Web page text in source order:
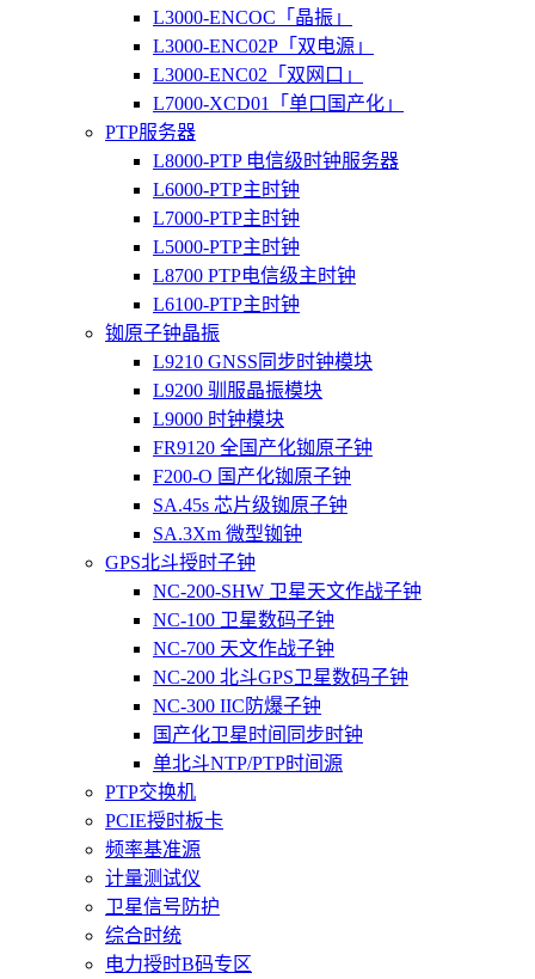
L3000-ENCOC「晶振」
L3000-ENC02P「双电源」
L3000-ENC02「双网口」
L7000-XCD01「单口国产化」
PTP服务器
L8000-PTP 电信级时钟服务器
L6000-PTP主时钟
L7000-PTP主时钟
L5000-PTP主时钟
L8700 PTP电信级主时钟
L6100-PTP主时钟
铷原子钟晶振
L9210 GNSS同步时钟模块
L9200 驯服晶振模块
L9000 时钟模块
FR9120 全国产化铷原子钟
F200-O 国产化铷原子钟
SA.45s 芯片级铷原子钟
SA.3Xm 微型铷钟
GPS北斗授时子钟
NC-200-SHW 卫星天文作战子钟
NC-100 卫星数码子钟
NC-700 天文作战子钟
NC-200 北斗GPS卫星数码子钟
NC-300 IIC防爆子钟
国产化卫星时间同步时钟
单北斗NTP/PTP时间源
PTP交换机
PCIE授时板卡
频率基准源
计量测试仪
卫星信号防护
综合时统
电力授时B码专区